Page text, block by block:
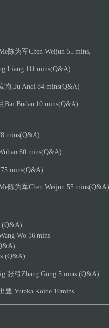
陈为军Chen Weijun 55 mins,
Liang 111 mins(Q&A)
奇,Ju Anqi 84 mins(Q&A)
Bai Budan 10 mins(Q&A)
mins(Q&A)
60 mins(Q&A)
mins(Q&A)
陈为军Chen Weijun 55 mins(Q&A)
(Q&A)
Wo 16 mins
(Q&A)
张弓Zhang Gong 5 mins (Q&A)
豊 Yutaka Koide 10mins